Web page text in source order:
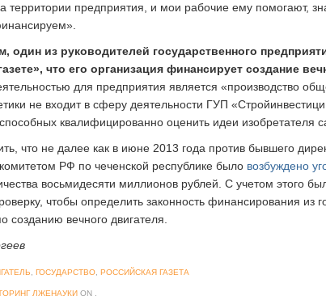
территории предприятия, и мои рабочие ему помогают,
один из руководителей государственного
что его организация финансирует создание
для предприятия является «производство
не входит в сферу деятельности ГУП
квалифицированно оценить идеи изобретателя
что не далее как в июне 2013 года против бывшего
РФ по чеченской республике было возбуждено
восьмидесяти миллионов рублей. С учетом этого
чтобы определить законность финансирования из
созданию вечного двигателя.
ГОСУДАРСТВО РОССИЙСКАЯ ГАЗЕТА
ЛЖЕНАУКИ ON